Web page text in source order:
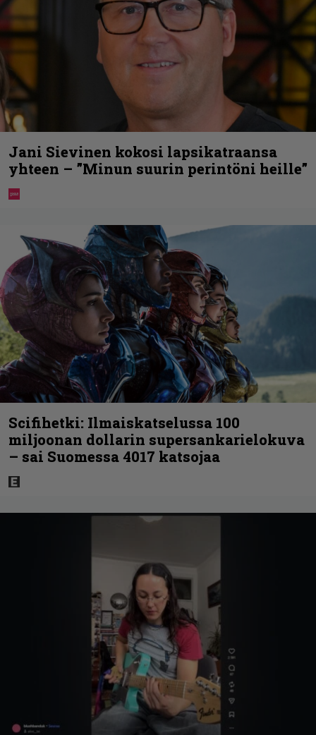
Jani Sievinen kokosi lapsikatraansa
yhteen – ”Minun suurin perintöni heille”
Scifihetki: Ilmaiskatselussa 100
miljoonan dollarin supersankarielokuva
– sai Suomessa 4017 katsojaa